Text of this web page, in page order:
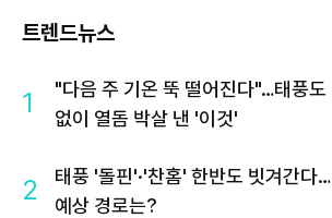
트렌드뉴스
1
"다음 주 기온 뚝 떨어진다"…태풍도
없이 열돔 박살 낸 '이것'
2
태풍 '돌핀'·'찬홈' 한반도 빗겨간다…
예상 경로는?